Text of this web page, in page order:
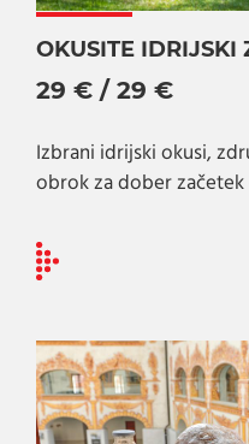
OKUSITE IDRIJSKI
29 € / 29 €
Izbrani idrijski okusi,
obrok za dober začetek